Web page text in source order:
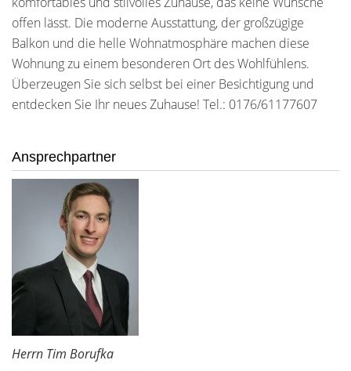
offen lässt. Die moderne Ausstattung, der großzügige
Balkon und die helle Wohnatmosphäre machen diese
Wohnung zu einem besonderen Ort des Wohlfühlens.
Überzeugen Sie sich selbst bei einer Besichtigung und
entdecken Sie Ihr neues Zuhause! Tel.: 0176/61177607
Ansprechpartner
Herrn Tim Borufka